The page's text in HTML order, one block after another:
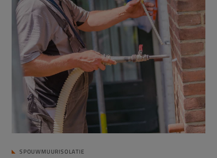
SPOUWMUURISOLATIE